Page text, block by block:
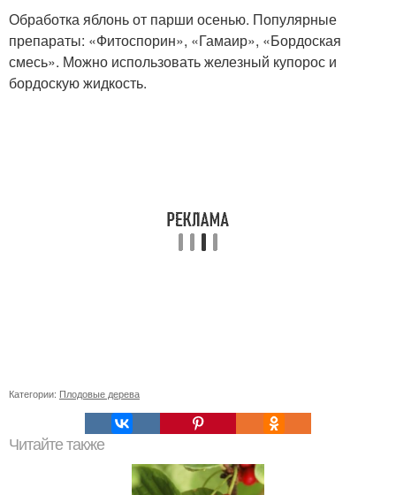
Обработка яблонь от парши осенью. Популярные
препараты: «Фитоспорин», «Гамаир», «Бордоская
смесь». Можно использовать железный купорос и
бордоскую жидкость.
Категории: Плодовые дерева
Читайте также